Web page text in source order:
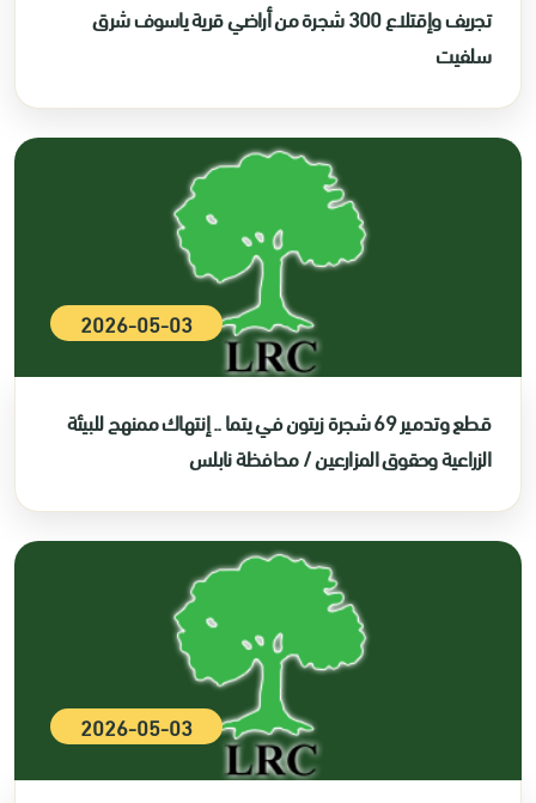
تجريف وإقتلاع 300 شجرة من أراضي قرية ياسوف شرق
سلفيت
2026-05-03
قطع وتدمير 69 شجرة زيتون في يتما .. إنتهاك ممنهج للبيئة
الزراعية وحقوق المزارعين / محافظة نابلس
2026-05-03